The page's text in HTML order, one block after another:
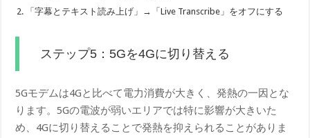
「字幕とテキスト読み上げ」→「Live Transcribe」をオフにする
ステップ5：5Gを4Gに切り替える
5Gモデムは4Gと比べて電力消費が大きく、発熱の一因とな
ります。5Gの電波が弱いエリアでは特に影響が大きいた
め、4Gに切り替えることで発熱を抑えられることがありま